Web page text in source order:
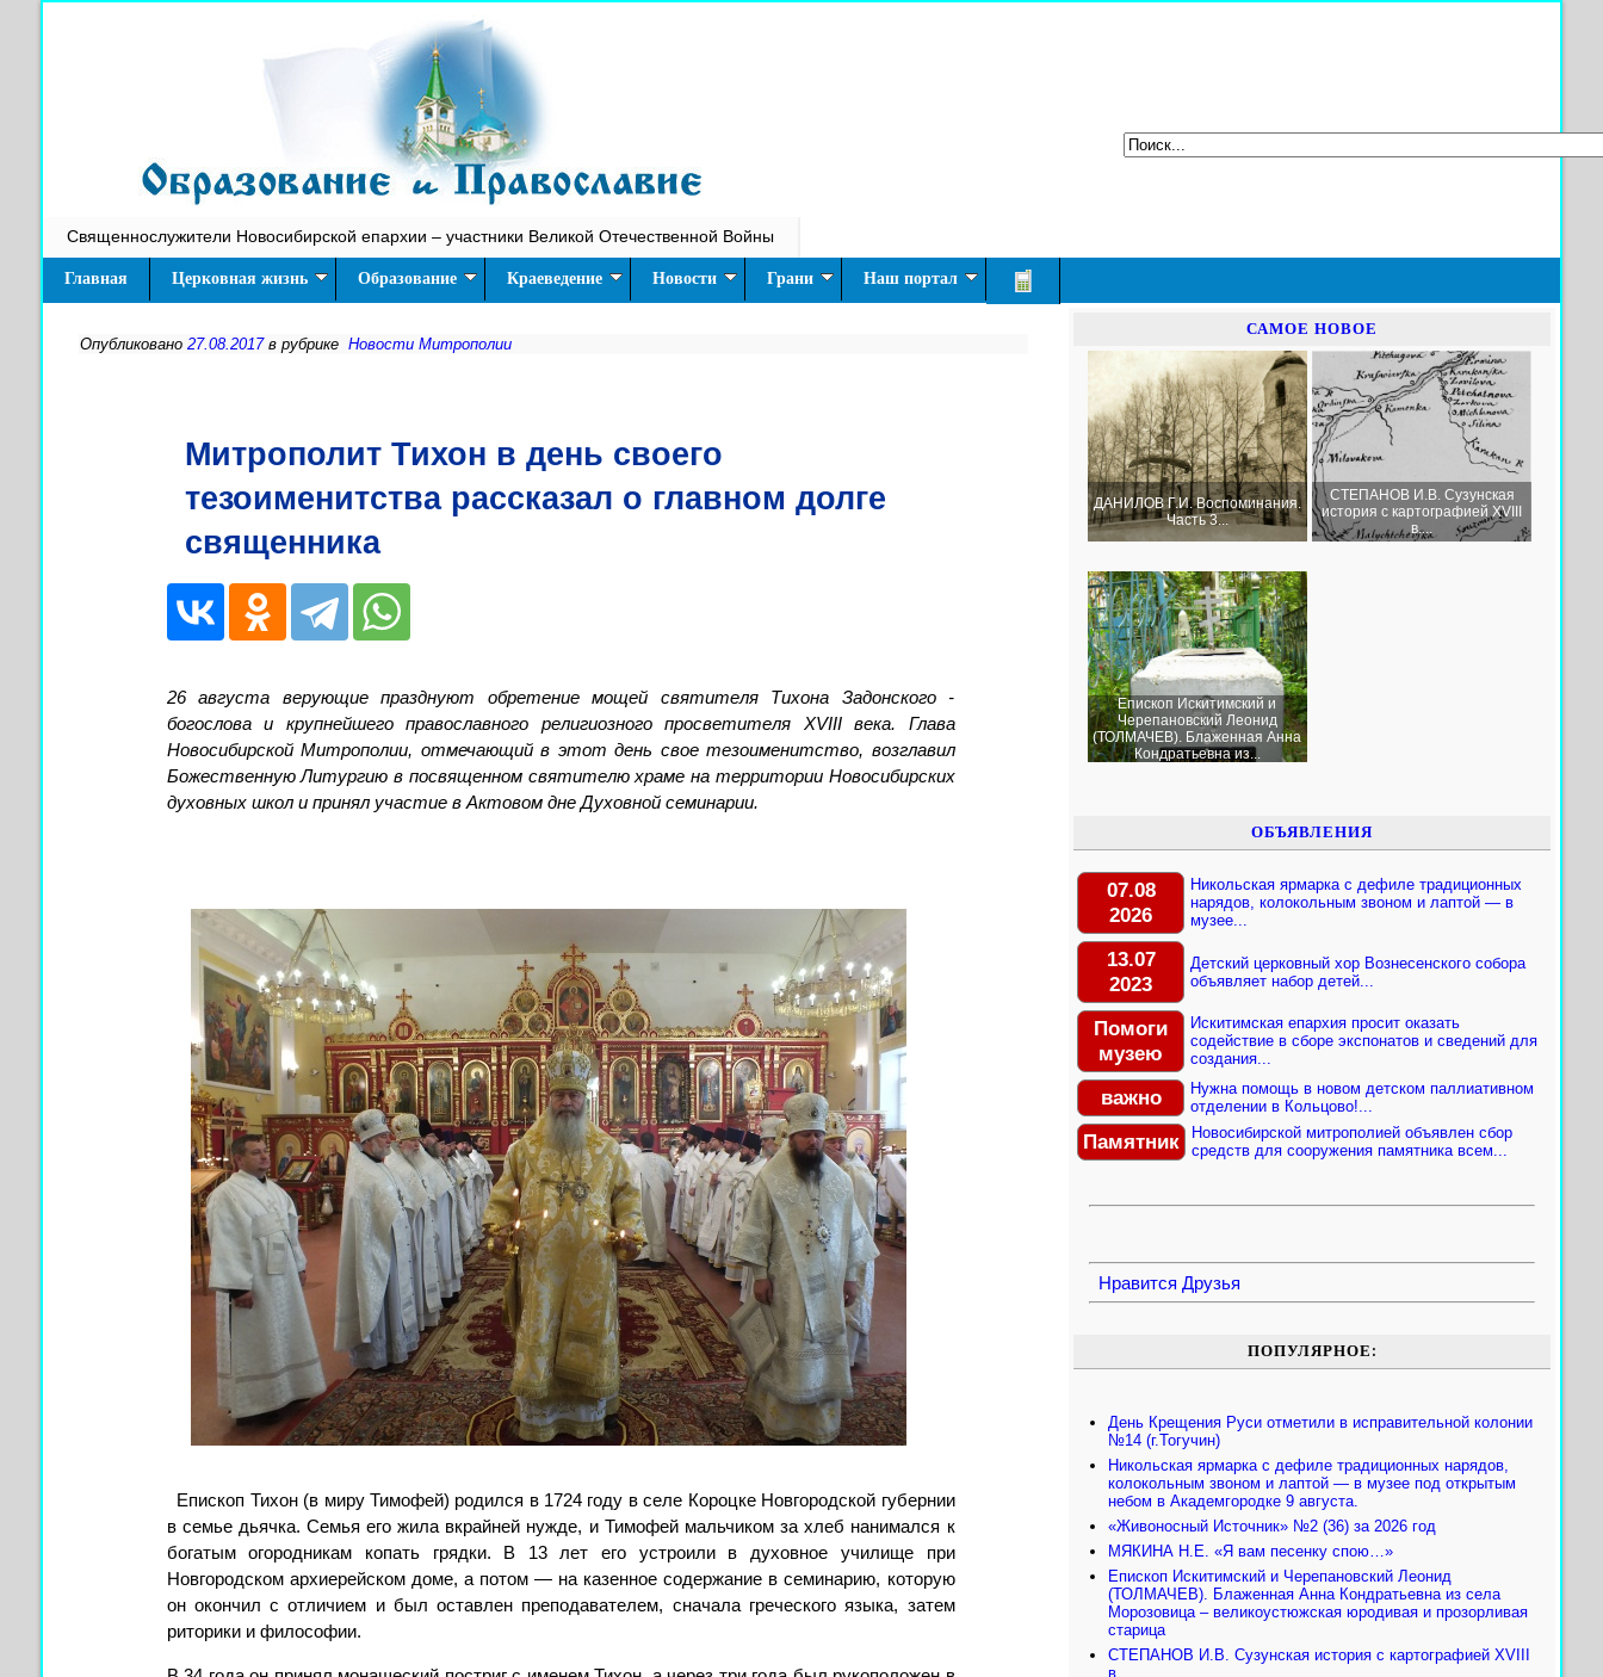
Священнослужители Новосибирской епархии – участники Великой Отечественной Войны
Главная Церковная жизнь Образование Краеведение Новости Грани Наш портал
Опубликовано 27.08.2017в рубрике Новости Митрополии
Митрополит Тихон в день своего
тезоименитства рассказал о главном долге
священника
26 августа верующие празднуют обретение мощей святителя Тихона Задонского -
богослова и крупнейшего православного религиозного просветителя XVIII века. Глава
Новосибирской Митрополии, отмечающий в этот день свое тезоименитство, возглавил
Божественную Литургию в посвященном святителю храме на территории Новосибирских
духовных школ и принял участие в Актовом дне Духовной семинарии.
Епископ Тихон (в миру Тимофей) родился в 1724 году в селе Короцке Новгородской губернии
в семье дьячка. Семья его жила вкрайней нужде, и Тимофей мальчиком за хлеб нанимался к
богатым огородникам копать грядки. В 13 лет его устроили в духовное училище при
Новгородском архиерейском доме, а потом — на казенное содержание в семинарию, которую
он окончил с отличием и был оставлен преподавателем, сначала греческого языка, затем
риторики и философии.
САМОЕ НОВОЕ
ДАНИЛОВ Г.И. Воспоминания.
Часть 3...
СТЕПАНОВ И.В. Сузунская
история с картографией XVIII
в....
Епископ Искитимский и
Черепановский Леонид
(ТОЛМАЧЕВ). Блаженная Анна
Кондратьевна из...
ОБЪЯВЛЕНИЯ
07.08
2026
Никольская ярмарка с дефиле традиционных
нарядов, колокольным звоном и лаптой — в
музее...
13.07
2023
Детский церковный хор Вознесенского собора
объявляет набор детей...
Помоги
музею
Искитимская епархия просит оказать
содействие в сборе экспонатов и сведений для
создания...
важно
Нужна помощь в новом детском паллиативном
отделении в Кольцово!...
Памятник
Новосибирской митрополией объявлен сбор
средств для сооружения памятника всем...
Нравится Друзья
ПОПУЛЯРНОЕ:
День Крещения Руси отметили в исправительной колонии
№14 (г.Тогучин)
Никольская ярмарка с дефиле традиционных нарядов,
колокольным звоном и лаптой — в музее под открытым
небом в Академгородке 9 августа.
«Живоносный Источник» №2 (36) за 2026 год
МЯКИНА Н.Е. «Я вам песенку спою…»
Епископ Искитимский и Черепановский Леонид
(ТОЛМАЧЕВ). Блаженная Анна Кондратьевна из села
Морозовица – великоустюжская юродивая и прозорливая
старица
СТЕПАНОВ И.В. Сузунская история с картографией XVIII
в.